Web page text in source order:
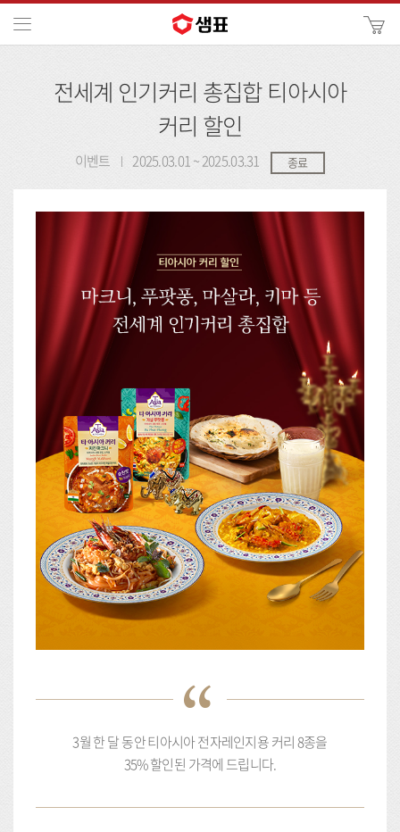
색
전세계 인기커리 총집합 티아시아
커리 할인
이벤트 2025.03.01 ~ 2025.03.31 종료
3월 한 달 동안 티아시아 전자레인지용 커리 8종을
35% 할인된 가격에 드립니다.